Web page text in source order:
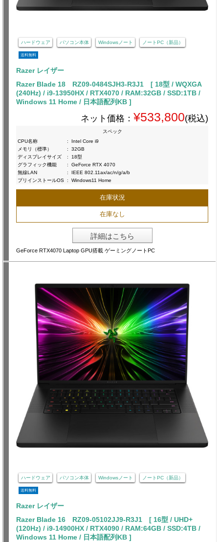
ハードウェア パソコン本体 Windowsノート ノートPC（新品）
送料無料
Razer レイザー
Razer Blade 18 RZ09-0484SJH3-R3J1 [ 18型 / WQXGA
(240Hz) / i9-13950HX / RTX4070 / RAM:32GB / SSD:1TB /
Windows 11 Home / 日本語配列KB ]
ネット価格： ¥533,800(税込)
スペック
CPU名称
:
Intel Core i9
メモリ（標準）
:
32GB
ディスプレイサイズ
:
18型
グラフィック機能
:
GeForce RTX 4070
無線LAN
:
IEEE 802.11ax/ac/n/g/a/b
プリインストールOS : Windows11 Home
在庫状況
在庫なし
詳細はこちら
GeForce RTX4070 Laptop GPU搭載 ゲーミングノートPC
ハードウェア パソコン本体 Windowsノート ノートPC（新品）
送料無料
Razer レイザー
Razer Blade 16 RZ09-05102JJ9-R3J1 [ 16型 / UHD+
(120Hz) / i9-14900HX / RTX4090 / RAM:64GB / SSD:4TB /
Windows 11 Home / 日本語配列KB ]